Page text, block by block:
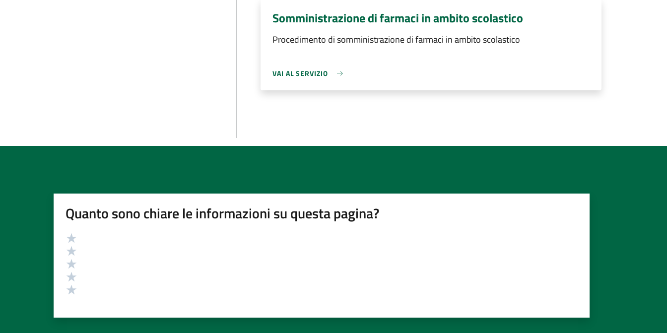
Somministrazione di farmaci in ambito scolastico
Procedimento di somministrazione di farmaci in ambito scolastico
VAI AL SERVIZIO
Quanto sono chiare le informazioni su questa pagina?
Valutazione